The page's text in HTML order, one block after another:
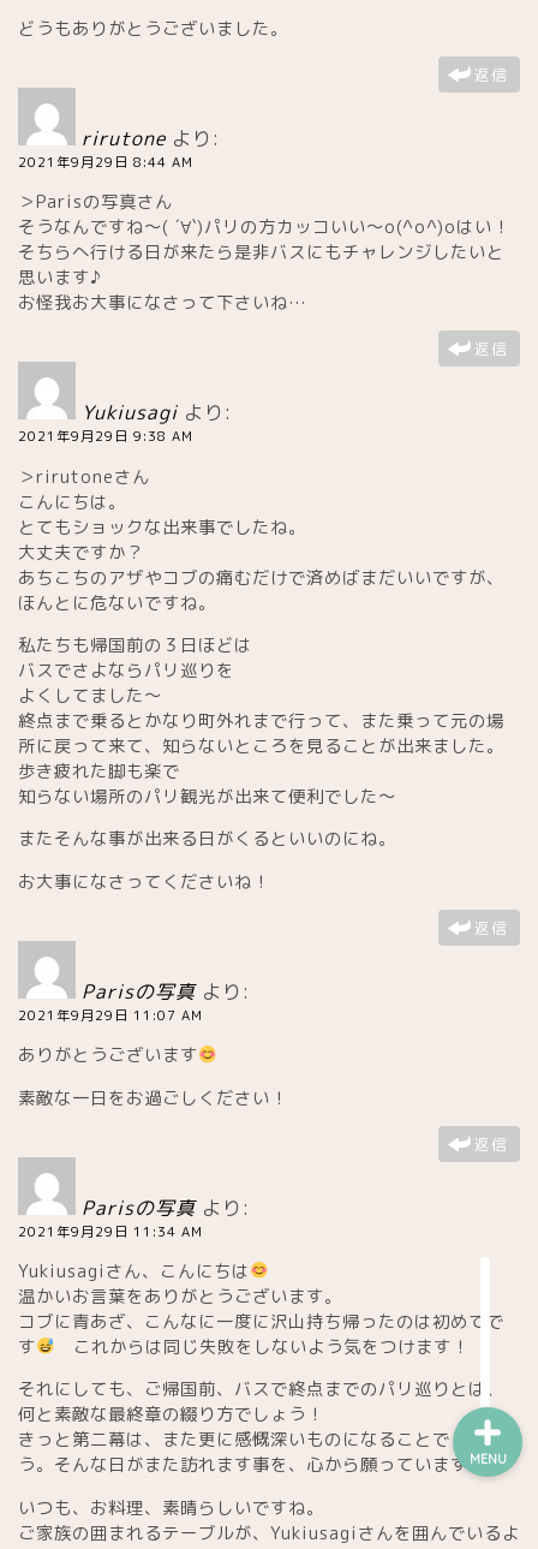
どうもありがとうございました。
返信
rirutone より:
2021年9月29日 8:44 AM
＞Parisの写真さん
そうなんですね～( ´∀`)パリの方カッコいい～o(^o^)oはい！
そちらへ行ける日が来たら是非バスにもチャレンジしたいと
思います♪
お怪我お大事になさって下さいね…
返信
Yukiusagi より:
2021年9月29日 9:38 AM
＞rirutoneさん
こんにちは。
とてもショックな出来事でしたね。
大丈夫ですか？
あちこちのアザやコブの痛むだけで済めばまだいいですが、
ほんとに危ないですね。
私たちも帰国前の３日ほどは
バスでさよならパリ巡りを
よくしてました～
終点まで乗るとかなり町外れまで行って、また乗って元の場
所に戻って来て、知らないところを見ることが出来ました。
歩き疲れた脚も楽で
知らない場所のパリ観光が出来て便利でした～
またそんな事が出来る日がくるといいのにね。
お大事になさってくださいね！
返信
Parisの写真 より:
2021年9月29日 11:07 AM
ありがとうございます
素敵な一日をお過ごしください！
返信
Parisの写真 より:
2021年9月29日 11:34 AM
Yukiusagiさん、こんにちは
温かいお言葉をありがとうございます。
コブに青あざ、こんなに一度に沢山持ち帰ったのは初めてで
す
これからは同じ失敗をしないよう気をつけます！
それにしても、ご帰国前、バスで終点までのパリ巡りとは、
何と素敵な最終章の綴り方でしょう！
きっと第二幕は、また更に感慨深いものになることでしょ
う。そんな日がまた訪れます事を、心から願っています。
いつも、お料理、素晴らしいですね。
ご家族の囲まれるテーブルが、Yukiusagiさんを囲んでいるよ
MENU
パリが眺望できる場所
素敵なテラス
お買い得・ストック店